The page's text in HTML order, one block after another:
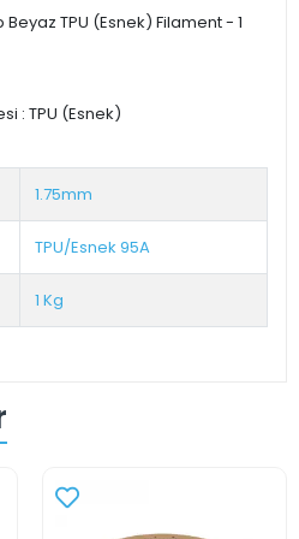
TPU (Esnek) Filament - 1
: TPU (Esnek)
1.75mm
TPU/Esnek 95A
1 Kg